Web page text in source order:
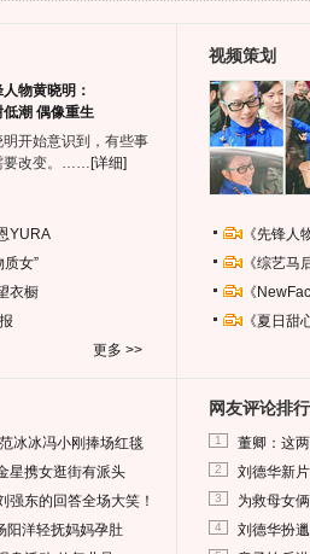
物黄晓明：
低潮 偶像重生
明开始意识到，有些事
要改变。…… [详细]
YURA
女”
衣橱
更多 >>
视频策划
《先锋
《综艺
《
《夏日
冰冰冯小刚捧场红毯
星携女逛街有派头
强东的回答全场大笑！
阳洋轻抚妈妈孕肚
网友评论排行
1 董卿：这
2 刘德华新
3 为救母女
4 刘德华扮